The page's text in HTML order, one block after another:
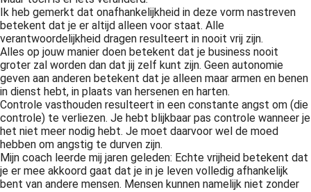
Ik heb gemerkt dat onafhankelijkheid in deze vorm nastreven
betekent dat je er altijd alleen voor staat. Alle
verantwoordelijkheid dragen resulteert in nooit vrij zijn.
Alles op jouw manier doen betekent dat je business nooit
groter zal worden dan dat jij zelf kunt zijn. Geen autonomie
geven aan anderen betekent dat je alleen maar armen en benen
in dienst hebt, in plaats van hersenen en harten.
Controle vasthouden resulteert in een constante angst om (die
controle) te verliezen. Je hebt blijkbaar pas controle wanneer je
het niet meer nodig hebt. Je moet daarvoor wel de moed
hebben om angstig te durven zijn.
Mijn coach leerde mij jaren geleden: Echte vrijheid betekent dat
je er mee akkoord gaat dat je in je leven volledig afhankelijk
bent van andere mensen. Mensen kunnen namelijk niet zonder